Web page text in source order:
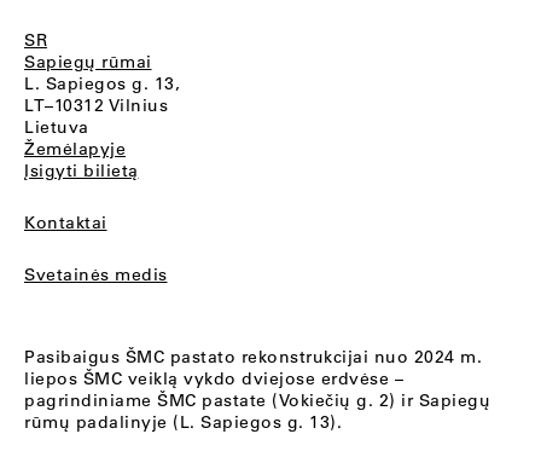
SR
Sapiegų rūmai
L. Sapiegos g. 13,
LT–10312 Vilnius
Lietuva
Žemėlapyje
Įsigyti bilietą
Kontaktai
Svetainės medis
Pasibaigus ŠMC pastato rekonstrukcijai nuo 2024 m.
liepos ŠMC veiklą vykdo dviejose erdvėse –
pagrindiniame ŠMC pastate (Vokiečių g. 2) ir Sapiegų
rūmų padalinyje (L. Sapiegos g. 13).